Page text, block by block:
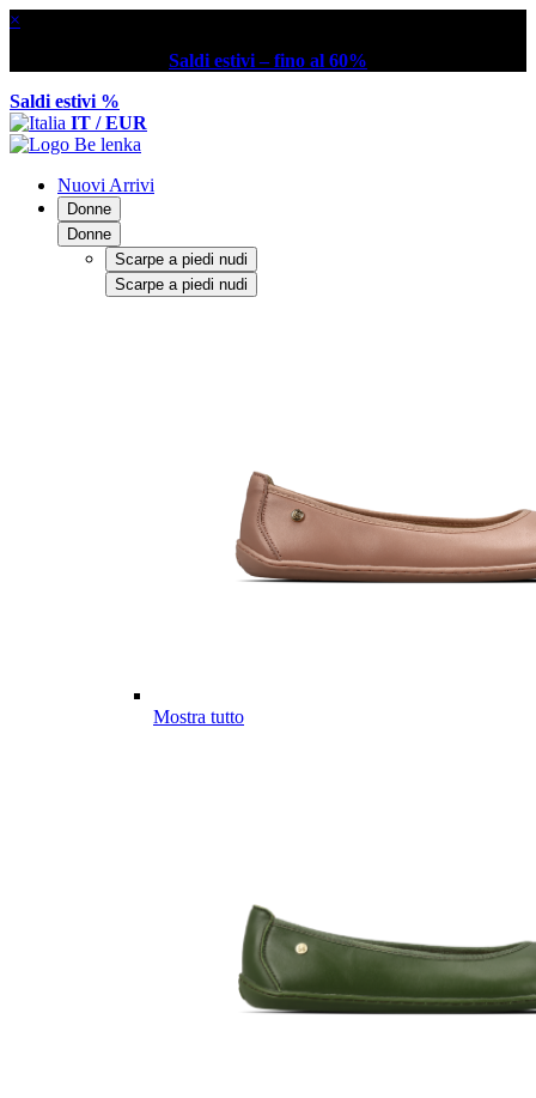
×
Saldi estivi – fino al 60%
Saldi estivi %
IT / EUR
Nuovi Arrivi
Donne
Donne
Scarpe a piedi nudi
Scarpe a piedi nudi
Mostra tutto